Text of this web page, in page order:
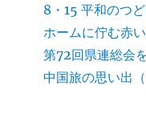
8・15 平和のつ
ホームに佇む赤
第72回県連総会
中国旅の思い出（